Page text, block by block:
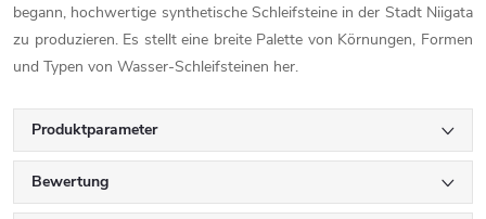
begann, hochwertige synthetische Schleifsteine in der Stadt Niigata
zu produzieren. Es stellt eine breite Palette von Körnungen, Formen
und Typen von Wasser-Schleifsteinen her.
Produktparameter
Bewertung